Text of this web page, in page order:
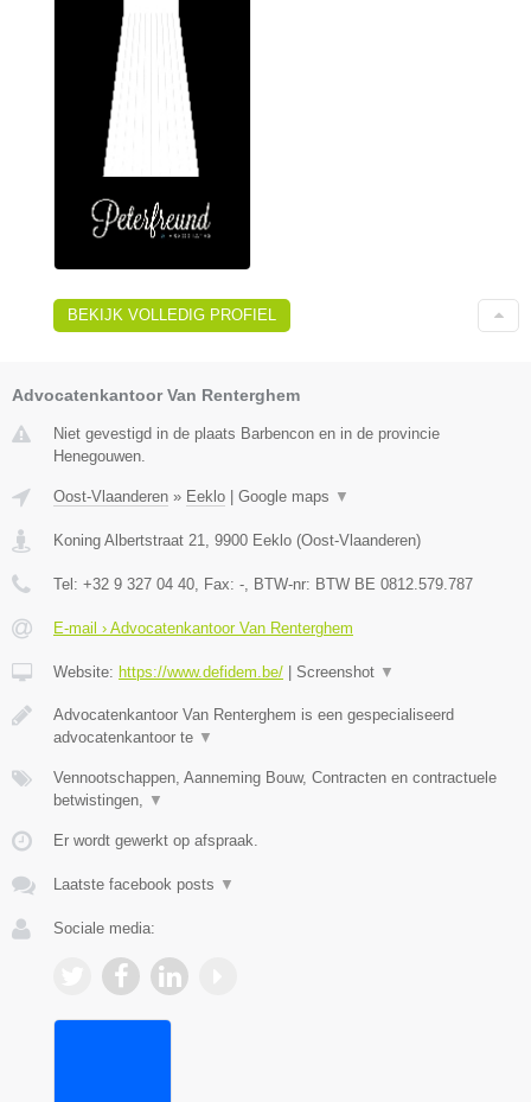
BEKIJK VOLLEDIG PROFIEL
Advocatenkantoor Van Renterghem
Niet gevestigd in de plaats Barbencon en in de provincie
Henegouwen.
Oost-Vlaanderen » Eeklo Google maps ▼
Koning Albertstraat 21 9900 Eeklo (Oost-Vlaanderen)
Tel: +32 9 327 04 40 , Fax: - , BTW-nr: BTW BE 0812.579.787
E-mail › Advocatenkantoor Van Renterghem
Website: https://www.defidem.be/ Screenshot ▼
Advocatenkantoor Van Renterghem is een gespecialiseerd
advocatenkantoor te ▼
Vennootschappen, Aanneming Bouw, Contracten en contractuele
betwistingen,
▼
Er wordt gewerkt op afspraak.
Laatste facebook posts ▼
Sociale media: